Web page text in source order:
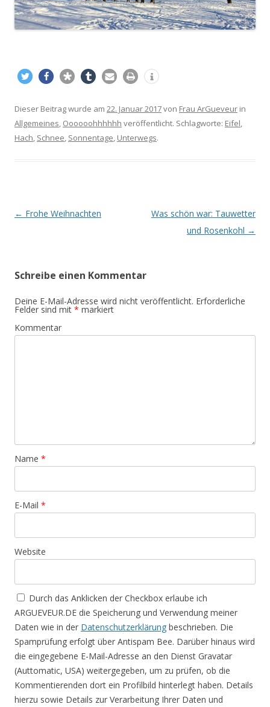
Dieser Beitrag wurde am 22. Januar 2017von Frau ArGueveur in
Allgemeines, Oooooohhhhhh veröffentlicht. Schlagworte: Eifel,
Hach, Schnee, Sonnentage, Unterwegs.
Beitrags-
← Frohe Weihnachten
Was schön war: Tauwetter
und Rosenkohl →
Schreibe einen Kommentar
Deine E-Mail-Adresse wird nicht veröffentlicht. Erforderliche
Felder sind mit * markiert
Kommentar
Name *
E-Mail *
Website
Durch das Anklicken der Checkbox erlaube ich
ARGUEVEUR.DE die Speicherung und Verwendung meiner
Daten wie in der Datenschutzerklärung beschrieben. Die
Spamprüfung erfolgt über Antispam Bee. Darüber hinaus wird
die eingegebene E-Mail-Adresse an den Dienst Gravatar
(Auttomatic, USA) weitergegeben, um zu prüfen, ob die
Kommentierenden dort ein Profilbild hinterlegt haben. Details
hierzu sowie Details zur Verarbeitung Ihrer Daten und